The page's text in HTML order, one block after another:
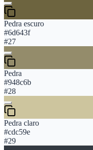
Pedra escuro
#6d643f
#27
Pedra
#948c6b
#28
Pedra claro
#cdc59e
#29